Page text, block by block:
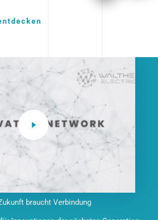
braucht Verbindung